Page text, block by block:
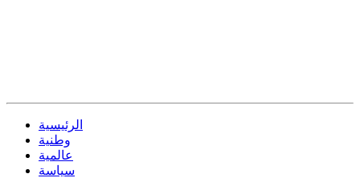
الرئيسية
وطنية
عالمية
سياسة